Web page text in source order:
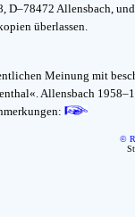
D–78472 Allensbach,
überlassen.
Meinung mit
Allensbach
©